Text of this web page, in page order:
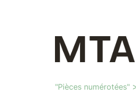
"Pièces numérotées"